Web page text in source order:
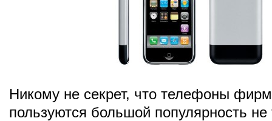
Никому не секрет, что телефоны
пользуются большой популярность не